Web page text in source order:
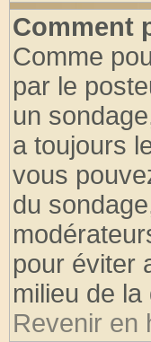
Comment
Comme
par le
un
a toujours
vous
du
pour éviter
milieu de
Revenir en